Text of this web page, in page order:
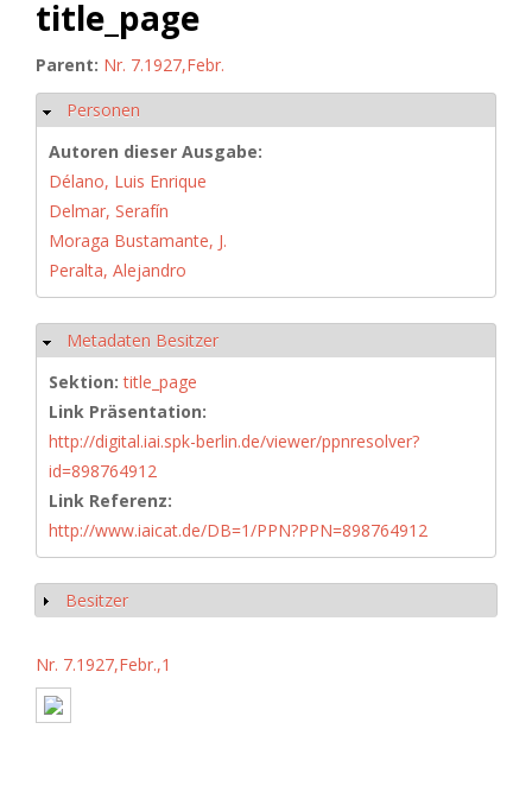
title_page
Parent: Nr. 7.1927,Febr.
Hide
Personen
Autoren dieser Ausgabe:
Délano, Luis Enrique
Delmar, Serafín
Moraga Bustamante, J.
Peralta, Alejandro
Hide
Metadaten Besitzer
Sektion:title_page
Link Präsentation:
http://digital.iai.spk-berlin.de/viewer/ppnresolver?
id=898764912
Link Referenz:
http://www.iaicat.de/DB=1/PPN?PPN=898764912
Show
Besitzer
Nr. 7.1927,Febr.,1